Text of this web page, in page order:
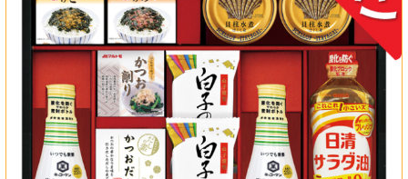
結婚引き出物
出産祝い
結婚祝い
新築祝い